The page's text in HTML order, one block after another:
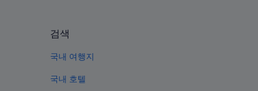
검색
국내 여행지
국내 호텔